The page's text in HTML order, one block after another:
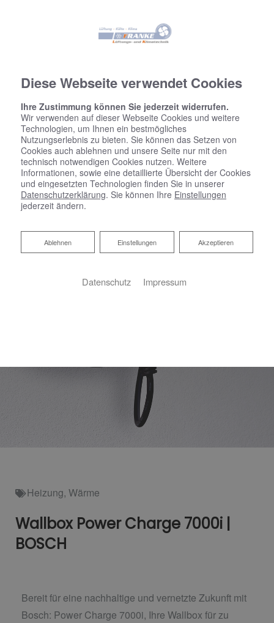
Heizung, Wärme
Wallbox Power Charge 7000i |
BOSCH
Bereit für eine nachhaltige und vernetzte Zukunft mit
Bosch: Power Charge 7000i, Ihre Wallbox für zu
Diese Webseite verwendet Cookies
Ihre Zustimmung können Sie jederzeit widerrufen.
Wir verwenden auf dieser Webseite Cookies und weitere
Technologien, um Ihnen ein bestmögliches
Nutzungserlebnis zu bieten. Sie können das Setzen von
Cookies auch ablehnen und unsere Seite nur mit den
technisch notwendigen Cookies nutzen. Weitere
Informationen, sowie eine detaillierte Übersicht der Cookies
und eingesetzten Technologien finden Sie in unserer
Datenschutzerklärung. Sie können Ihre Einstellungen
jederzeit ändern.
Akzeptieren
Einstellungen
Ablehnen
Ablehnen
Datenschutz Impressum